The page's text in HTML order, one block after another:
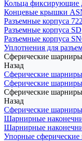
Кольца фиксирующие
Концевые крышки
Разъемные корпуса
Разъемные корпуса SD
Разъемные корпуса
Уплотнения для
Сферические шарниры
Назад
Сферические шарниры
Сферические
Сферические
Назад
Сферические
Шарнирные
Шарнирные
Упорные